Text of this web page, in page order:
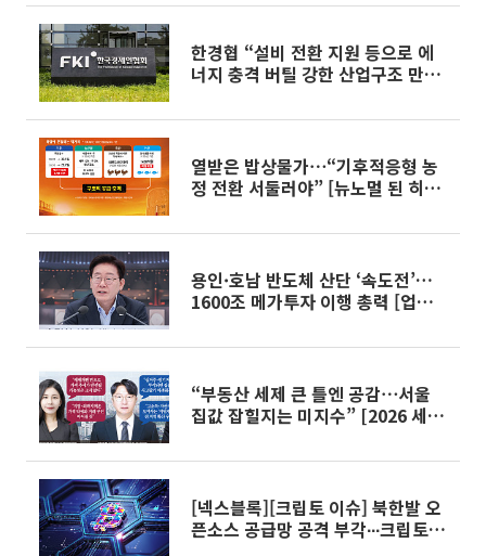
한경협 “설비 전환 지원 등으로 에
너지 충격 버틸 강한 산업구조 만들
열받은 밥상물가⋯“기후적응형 농
정 전환 서둘러야” [뉴노멀 된 히트
용인·호남 반도체 산단 ‘속도전’…
1600조 메가투자 이행 총력 [업무보
“부동산 세제 큰 틀엔 공감⋯서울
집값 잡힐지는 미지수” [2026 세제
[넥스블록][크립토 이슈] 북한발 오
픈소스 공급망 공격 부각∙∙∙크립토,